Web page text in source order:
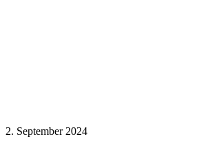
2. September 2024